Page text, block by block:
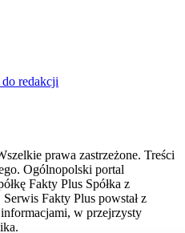
redakcji
prawa zastrzeżone. Treści
Ogólnopolski portal
Fakty Plus Spółka z
Fakty Plus powstał z
w przejrzysty